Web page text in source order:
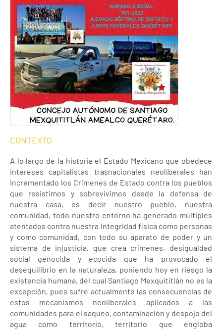
CONTEXTO
A lo largo de la historia el Estado Mexicano que obedece
intereses capitalistas trasnacionales neoliberales han
incrementado los Crímenes de Estado contra los pueblos
que resistimos y sobrevivimos desde la defensa de
nuestra casa, es decir nuestro pueblo, nuestra
comunidad, todo nuestro entorno ha generado múltiples
atentados contra nuestra integridad física como personas
y como comunidad, con todo su aparato de poder y un
sistema de injusticia, que crea crímenes, desigualdad
social genocida y ecocida que ha provocado el
desequilibrio en la naturaleza, poniendo hoy en riesgo la
existencia humana, del cual Santiago Mexquititlán no es la
excepción, pues sufre actualmente las consecuencias de
estos mecanismos neoliberales aplicados a las
comunidades para el saqueo, contaminación y despojo del
agua como territorio, territorio que engloba